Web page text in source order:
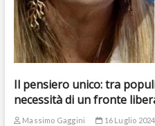
Il pensiero unico: tra
necessità di un fronte
Massimo Gaggini 16 Luglio 2024